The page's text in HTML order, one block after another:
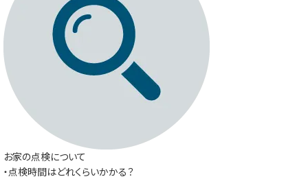
お家の点検について
・点検時間はどれくらいかかる？